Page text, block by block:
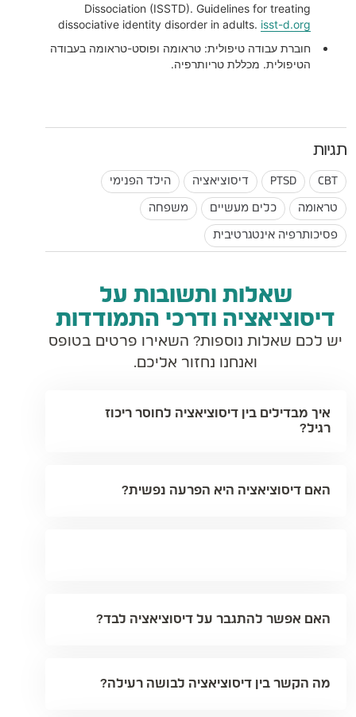
Dissociation (ISSTD). Guidelines for treating
dissociative identity disorder in adults. isst-d.org
חוברת עבודה טיפולית: טראומה ופוסט-טראומה בעבודה
הטיפולית. מכללת טריותרפיה.
CBT
PTSD דיסוציאציה הילד הפנימי
טראומה כלים מעשיים משפחה
פסיכותרפיה אינטגרטיבית
שאלות ותשובות על
דיסוציאציה ודרכי התמודדות
יש לכם שאלות נוספות? השאירו פרטים בטופס
ואנחנו נחזור אליכם.
איך מבדילים בין דיסוציאציה לחוסר ריכוז
רגיל?
האם דיסוציאציה היא הפרעה נפשית?
האם אפשר להתגבר על דיסוציאציה לבד?
מה הקשר בין דיסוציאציה לבושה רעילה?